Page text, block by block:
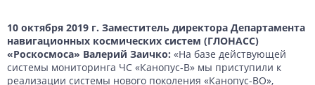
10 октября 2019 г. Заместитель директора Департамента
навигационных космических систем (ГЛОНАСС)
«Роскосмоса» Валерий Заичко: «На базе действующей
системы мониторинга ЧС «Канопус-В» мы приступили к
реализации системы нового поколения «Канопус-ВО»,